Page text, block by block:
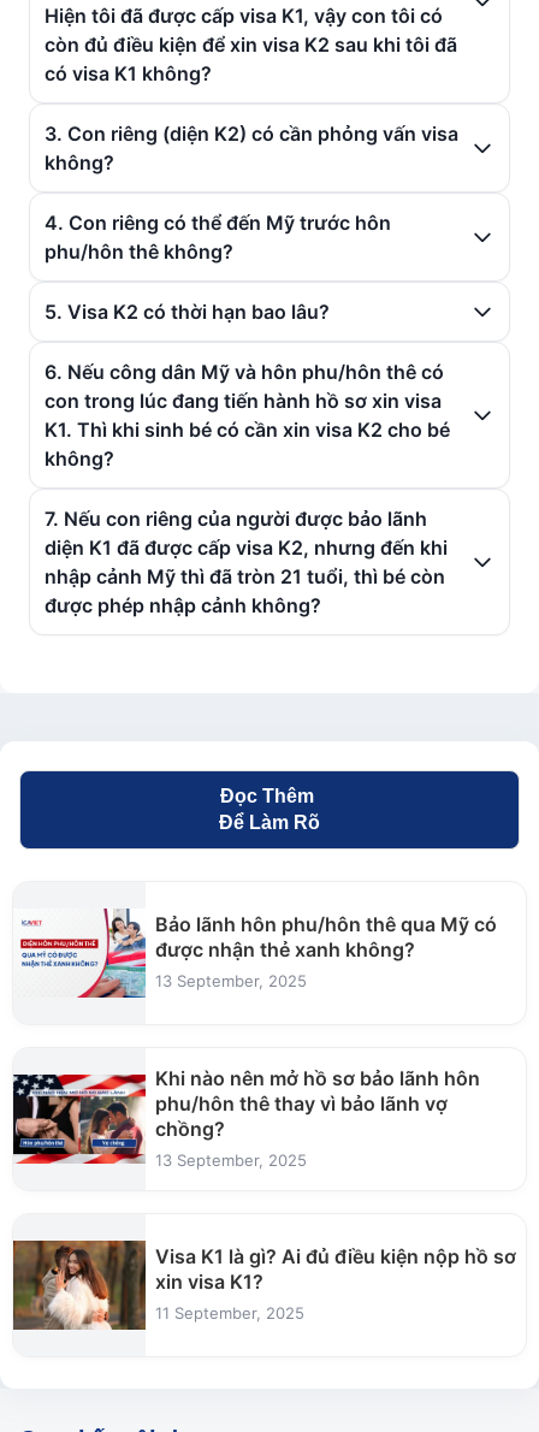
Hiện tôi đã được cấp visa K1, vậy con tôi có
còn đủ điều kiện để xin visa K2 sau khi tôi đã
có visa K1 không?
3. Con riêng (diện K2) có cần phỏng vấn visa
không?
4. Con riêng có thể đến Mỹ trước hôn
phu/hôn thê không?
5. Visa K2 có thời hạn bao lâu?
6. Nếu công dân Mỹ và hôn phu/hôn thê có
con trong lúc đang tiến hành hồ sơ xin visa
K1. Thì khi sinh bé có cần xin visa K2 cho bé
không?
7. Nếu con riêng của người được bảo lãnh
diện K1 đã được cấp visa K2, nhưng đến khi
nhập cảnh Mỹ thì đã tròn 21 tuổi, thì bé còn
được phép nhập cảnh không?
Đọc Thêm
Để Làm Rõ
Bảo lãnh hôn phu/hôn thê qua Mỹ có
được nhận thẻ xanh không?
13 September, 2025
Khi nào nên mở hồ sơ bảo lãnh hôn
phu/hôn thê thay vì bảo lãnh vợ
chồng?
13 September, 2025
Visa K1 là gì? Ai đủ điều kiện nộp hồ sơ
xin visa K1?
11 September, 2025